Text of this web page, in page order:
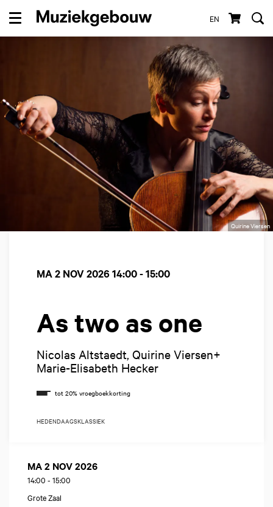
EN
Menu
Quirine Viersen
As two as one
Nicolas Altstaedt, Quirine Viersen+
Marie-Elisabeth Hecker
MA 2 NOV 2026 14:00 - 15:00
HEDENDAAGSKLASSIEK
MA 2 NOV 2026
14:00 - 15:00
Grote Zaal